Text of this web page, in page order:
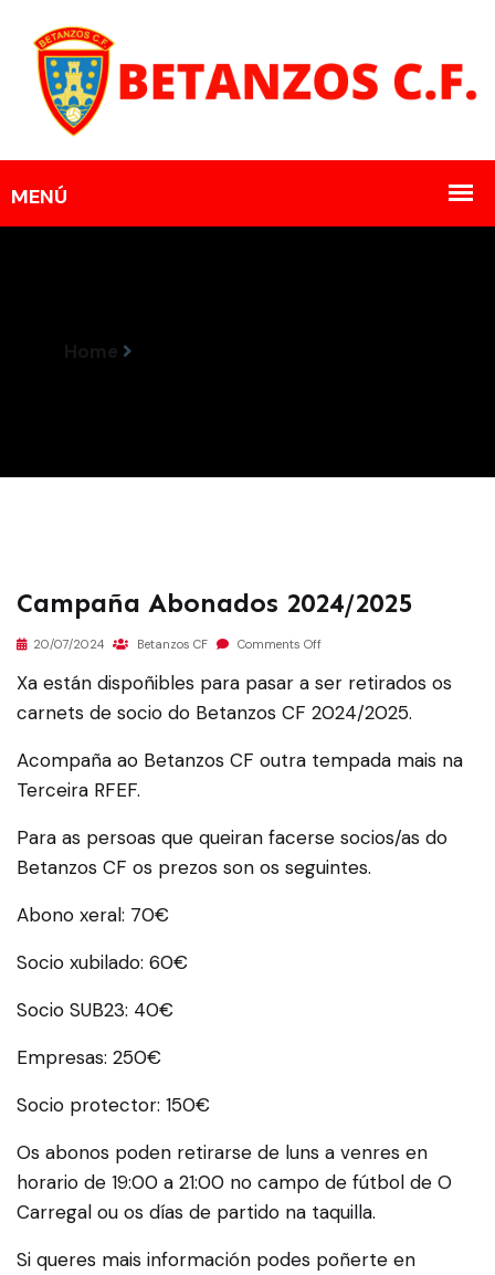
Home
Campaña Abonados 2024/2025
20/07/2024 Betanzos CF Comments Off
Xa están dispoñibles para pasar a ser retirados os
carnets de socio do Betanzos CF 2024/2025.
Acompaña ao Betanzos CF outra tempada mais na
Terceira RFEF.
Para as persoas que queiran facerse socios/as do
Betanzos CF os prezos son os seguintes.
Abono xeral: 70€
Socio xubilado: 60€
Socio SUB23: 40€
Empresas: 250€
Socio protector: 150€
Os abonos poden retirarse de luns a venres en
horario de 19:00 a 21:00 no campo de fútbol de O
Carregal ou os días de partido na taquilla.
Si queres mais información podes poñerte en